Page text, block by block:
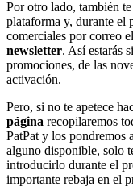
Por otro lado, también
plataforma y, durante el
comerciales por correo
newsletter. Así estarás
promociones, de las
activación.
Pero, si no te apetece
página recopilaremos
PatPat y los pondremos
alguno disponible, solo
introducirlo durante el
importante rebaja en el